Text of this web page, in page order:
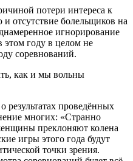
потери интереса к
отсутствие болельщиков на
игнорирование
этом году в целом не
соревнований.
как и мы вольны
результатах проведённых
многих: «Странно
преклоняют колена
игры этого года будут
точки зрения.